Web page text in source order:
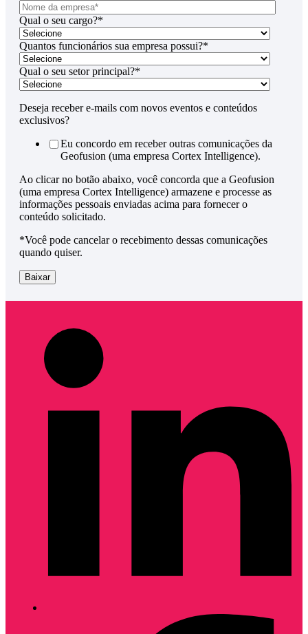
Qual o seu cargo?*
Quantos funcionários sua empresa possui?*
Qual o seu setor principal?*
Deseja receber e-mails com novos eventos e conteúdos
exclusivos?
Eu concordo em receber outras comunicações da
Geofusion (uma empresa Cortex Intelligence).
Ao clicar no botão abaixo, você concorda que a Geofusion
(uma empresa Cortex Intelligence) armazene e processe as
informações pessoais enviadas acima para fornecer o
conteúdo solicitado.
*Você pode cancelar o recebimento dessas comunicações
quando quiser.